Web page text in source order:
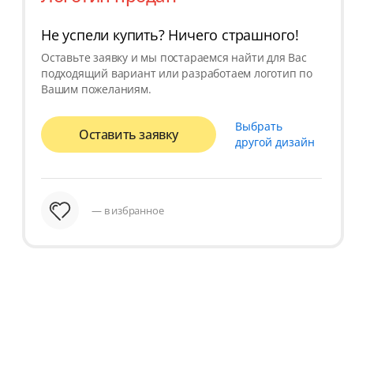
Не успели купить? Ничего страшного!
Оставьте заявку и мы постараемся найти для Вас
подходящий вариант или разработаем логотип по
Вашим пожеланиям.
Оставить заявку
Выбрать
другой дизайн
— в избранное